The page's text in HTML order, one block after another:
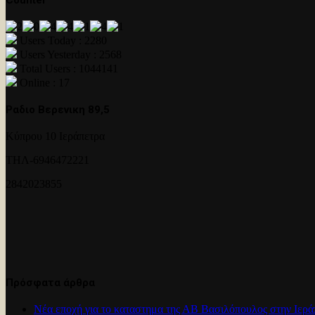
Νέα εποχή για το καταστημα της ΑΒ Βασιλόπουλος στην